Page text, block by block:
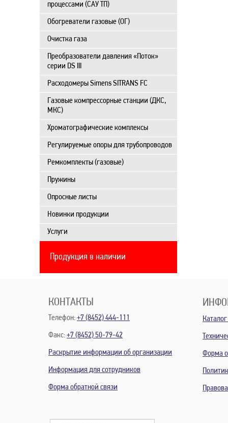
процессами (САУ ТП)
Обогреватели газовые (ОГ)
Очистка газа
Преобразователи давления «Поток»
серии DS III
Расходомеры Simens SITRANS FC
Газовые компрессорные станции (ДКС,
МКС)
Хроматографические комплексы
Регулируемые опоры для трубопроводов
Ремкомплекты (газовые)
Пружины
Опросные листы
Новинки продукции
Услуги
Продукция в наличии
КОНТАКТЫ
Телефон:+7 (8452) 444-111
Факс:+7 (8452) 50-79-42
Раскрытие информации об организации
Информация для сотрудников
Форма обратной связи
Форма